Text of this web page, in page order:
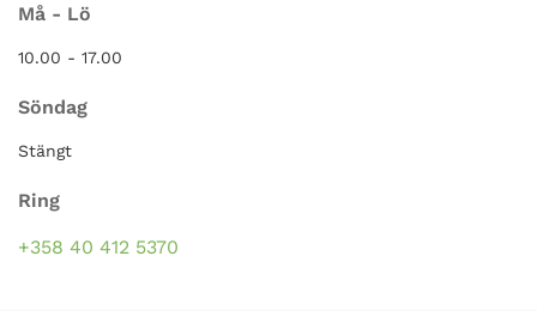
Må - Lö
10.00 - 17.00
Söndag
Stängt
Ring
+358 40 412 5370